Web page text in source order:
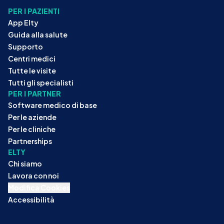
PER I PAZIENTI
App Elty
Guida alla salute
Supporto
Centri medici
Tutte le visite
Tutti gli specialisti
PER I PARTNER
Software medico di base
Per le aziende
Per le cliniche
Partnerships
ELTY
Chi siamo
Lavora con noi
Accessibilità